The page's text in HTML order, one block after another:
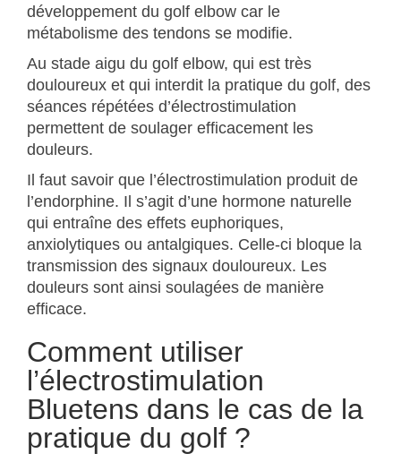
développement du golf elbow car le
métabolisme des tendons se modifie.
Au stade aigu du golf elbow, qui est très
douloureux et qui interdit la pratique du golf, des
séances répétées d’électrostimulation
permettent de soulager efficacement les
douleurs.
Il faut savoir que l’électrostimulation produit de
l’endorphine. Il s’agit d’une hormone naturelle
qui entraîne des effets euphoriques,
anxiolytiques ou antalgiques. Celle-ci bloque la
transmission des signaux douloureux. Les
douleurs sont ainsi soulagées de manière
efficace.
Comment utiliser
l’électrostimulation
Bluetens dans le cas de la
pratique du golf ?